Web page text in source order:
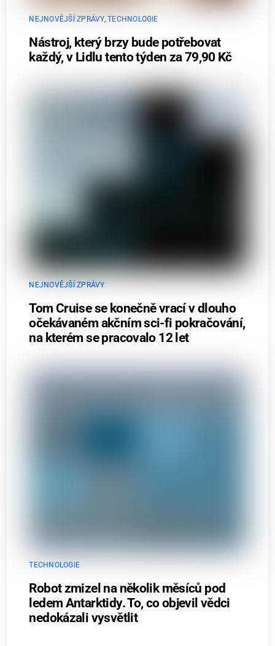
NEJNOVĚJŠÍ ZPRÁVY,TECHNOLOGIE
Nástroj, který brzy bude potřebovat
každý, v Lidlu tento týden za 79,90 Kč
NEJNOVĚJŠÍ ZPRÁVY
Tom Cruise se konečně vrací v dlouho
očekávaném akčním sci-fi pokračování,
na kterém se pracovalo 12 let
TECHNOLOGIE
Robot zmizel na několik měsíců pod
ledem Antarktidy. To, co objevil vědci
nedokázali vysvětlit